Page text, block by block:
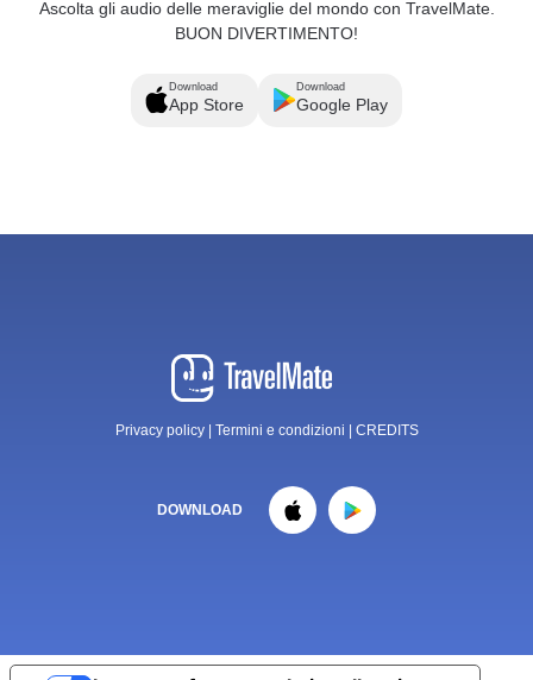
Ascolta gli audio delle meraviglie del mondo con TravelMate.
BUON DIVERTIMENTO!
Download
App Store
Download
Google Play
Privacy policy| Termini e condizioni CREDITS
DOWNLOAD